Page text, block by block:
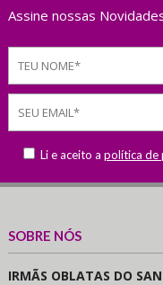
Assine nossas
Li e aceito a política de
SOBRE NÓS
IRMÃS OBLATAS DO